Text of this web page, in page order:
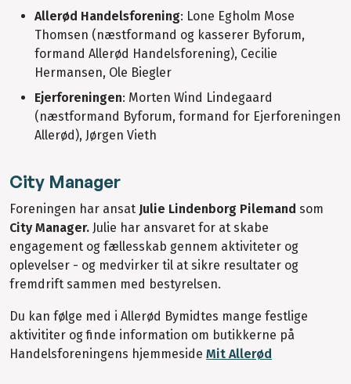
Allerød Handelsforening: Lone Egholm Mose
Thomsen (næstformand og kasserer Byforum,
formand Allerød Handelsforening), Cecilie
Hermansen, Ole Biegler
Ejerforeningen: Morten Wind Lindegaard
(næstformand Byforum, formand for Ejerforeningen
Allerød), Jørgen Vieth
City Manager
Foreningen har ansat Julie Lindenborg Pilemand som
City Manager. Julie har ansvaret for at skabe
engagement og fællesskab gennem aktiviteter og
oplevelser - og medvirker til at sikre resultater og
fremdrift sammen med bestyrelsen.
Du kan følge med i Allerød Bymidtes mange festlige
aktivititer og finde information om butikkerne på
Handelsforeningens hjemmeside Mit Allerød